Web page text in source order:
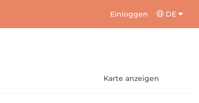
Einloggen DE
Karte anzeigen